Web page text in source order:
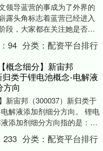
领导蓝营的事成为了外界的
露头角标志着蓝营已经进入
段，大家都在关注她是否能
重大改革，是否能够带领蓝
种迟....
94 分类：配资平台排行
概念细分】新宙邦
归类于锂电池概念-电解液
方向
新宙邦（300037）新归类于
解液添加剂细分方向。 锂电
添加剂细分方向指的是：锂
加剂是在电解液中少量添加
233 分类：配资平台排行